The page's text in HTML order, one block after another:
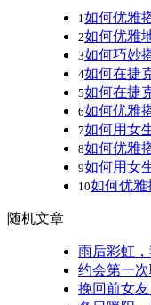
1 如何优雅
2如何优雅
3如何巧妙
4如何在捷
5如何在捷
6如何优雅
7如何用女
8如何优雅
9如何用女
10如何优雅
随机文章
雨后彩虹
约会第一
挽回前女